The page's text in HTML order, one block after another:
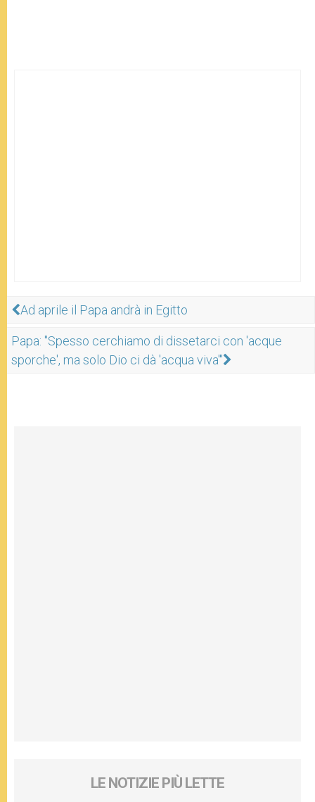
Ad aprile il Papa andrà in Egitto
Papa: "Spesso cerchiamo di dissetarci con 'acque
sporche', ma solo Dio ci dà 'acqua viva'"
LE NOTIZIE PIÙ LETTE